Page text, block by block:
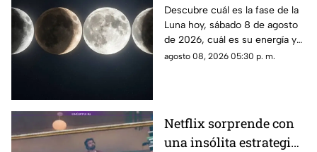
sábado 8 de agosto de
2026? Así se verá el
astro durante la noche
Descubre cuál es la fase de la
Luna hoy, sábado 8 de agosto
de 2026, cuál es su energía y
cómo nos podría afectar.
agosto 08, 2026 05:30 p. m.
Netflix sorprende con
una insólita estrategia